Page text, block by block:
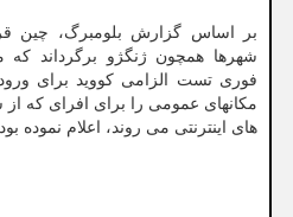
بر اساس گزارش بلومبرگ، چین
شهرها همچون ژنگژو برگرداند که
فوری تست الزامی کووید برای
مکانهای عمومی را برای افرای که
های اینترنتی می روند، اعلام نموده